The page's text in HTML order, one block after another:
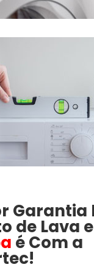
Garantia
de Lava
é Com a